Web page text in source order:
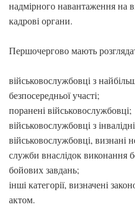
надмірного навантаження на
кадрові органи.
Першочергово мають
військовослужбовці з
безпосередньої участі;
поранені військовослужбовці;
військовослужбовці з
військовослужбовці, визнані
служби внаслідок виконання
бойових завдань;
інші категорії, визначені
актом.